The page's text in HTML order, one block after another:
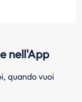
nell'App
quando vuoi